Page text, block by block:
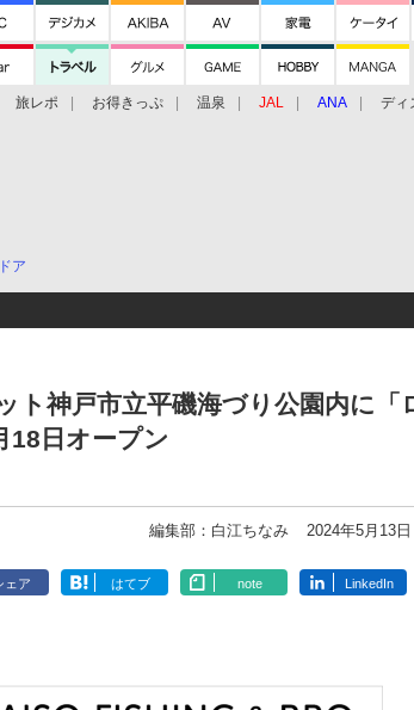
旅レポ お得きっぷ 温泉 JAL ANA ディ
ア
ト神戸市立平磯海づり公園内に「
18日オープン
編集部：白江ちなみ 2024年5月13
ェア はてブ note LinkedIn